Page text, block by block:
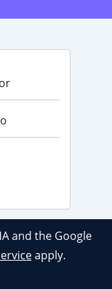
and the Google
apply.